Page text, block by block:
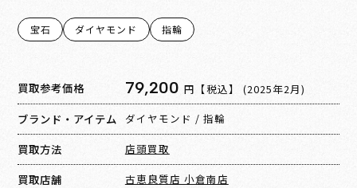
宝石 ダイヤモンド 指輪
買取参考価格 79,200 円【税込】 (2025年2月)
ブランド・アイテム ダイヤモンド / 指輪
買取方法 店頭買取
買取店舗 古恵良質店 小倉南店